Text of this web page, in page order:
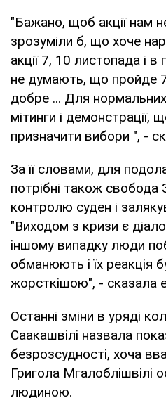
"Бажано, щоб акції нам
зрозуміли б, що хоче
акції 7, 10 листопада і в
не думають, що пройде
добре ... Для
мітинги і
призначити вибори ", -
За її словами, для
потрібні також свобода
контролю суден і
"Виходом з кризи є
іншому випадку люди
обманюють і їх реакція
жорсткішою", - сказала
Останні зміни в уряді
Саакашвілі назвала
безрозсудності, хоча
Григола Мгалоблішвілі
людиною.